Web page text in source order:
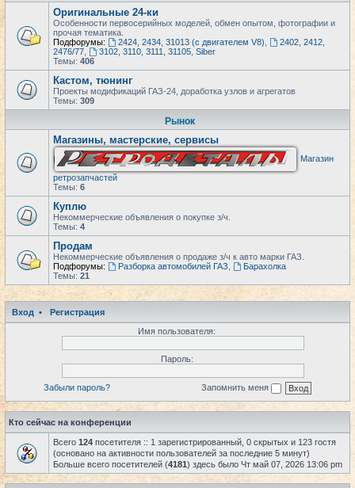
Оригинальные 24-ки
Особенности первосерийных моделей, обмен опытом, фотографии и
прочая тематика.
Подфорумы:
2424, 2434, 31013 (с двигателем V8)
2402, 2412,
2476/77
3102, 3110, 3111, 31105, Siber
Темы: 406
Кастом, тюнинг
Проекты модификаций ГАЗ-24, доработка узлов и агрегатов
Темы: 309
Рынок
Магазины, мастерские, сервисы
Магазин
ретрозапчастей
Темы: 6
Куплю
Некоммерческие объявления о покупке з/ч.
Темы: 4
Продам
Некоммерческие объявления о продаже з/ч к авто марки ГАЗ.
Подфорумы:
Разборка автомобилей ГАЗ
Барахолка
Темы: 21
Вход •
Регистрация
Имя пользователя:
Пароль:
Забыли пароль? Запомнить меня
Кто сейчас на конференции
Всего 124 посетителя :: 1 зарегистрированный, 0 скрытых и 123 гостя
(основано на активности пользователей за последние 5 минут)
Больше всего посетителей (4181) здесь было Чт май 07, 2026 13:06 pm